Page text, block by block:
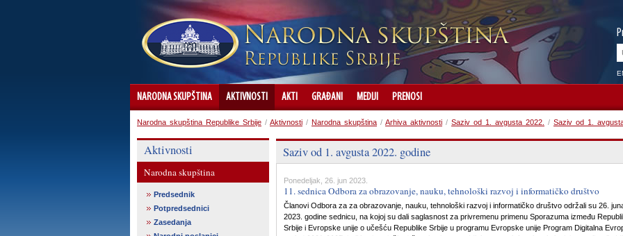
NARODNA SKUPŠTINA AKTIVNOSTI AKTI GRAĐANI MEDIJI PRENOSI
Narodna skupština Republike Srbije / Aktivnosti / Narodna skupština / Arhiva aktivnosti / Saziv od 1. avgusta 2022. / Saziv od 1.
Aktivnosti
Narodna skupština
Predsednik
Potpredsednici
Zasedanja
Saziv od 1. avgusta 2022. godine
Ponedeljak, 26. jun 2023.
11. sednica Odbora za obrazovanje, nauku, tehnološki razvoj i informatičko društvo
Članovi Odbora za za obrazovanje, nauku, tehnološki razvoj i informatičko društvo održali su 26.
2023. godine sednicu, na kojoj su dali saglasnost za privremenu primenu Sporazuma između
Srbije i Evropske unije o učešću Republike Srbije u programu Evropske unije Program Digitalna